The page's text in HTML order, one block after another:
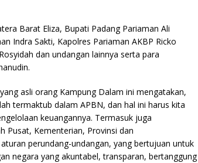
Barat Eliza, Bupati Padang Pariaman Ali
Indra Sakti, Kapolres Pariaman AKBP Ricko
dan undangan lainnya serta para
asli orang Kampung Dalam ini mengatakan,
termaktub dalam APBN, dan hal ini harus kita
keuangannya. Termasuk juga
Pusat, Kementerian, Provinsi dan
perundang-undangan, yang bertujuan untuk
negara yang akuntabel, transparan, bertanggung